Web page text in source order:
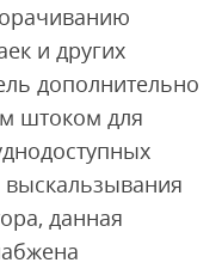
и других
дополнительно
штоком для
данная